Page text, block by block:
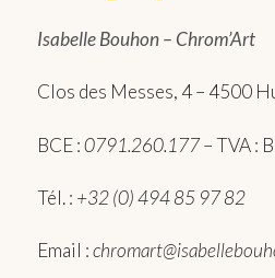
Isabelle Bouhon – Chrom’Art
Clos des Messes, 4 – 4500
BCE :0791.260.177– TVA :
Tél. : +32 (0) 494 85 97 82
Email :